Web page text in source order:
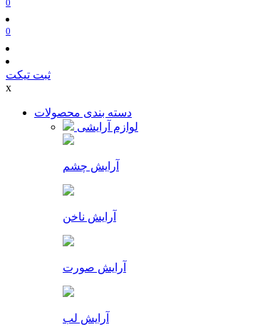
0
0
ثبت تیکت
x
دسته بندی محصولات
لوازم آرایشی
آرایش چشم
آرایش ناخن
آرایش صورت
آرایش لب